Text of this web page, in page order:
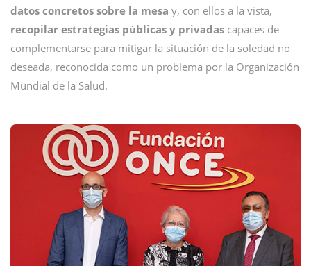
datos concretos sobre la mesa y, con ellos a la vista,
recopilar estrategias públicas y privadas capaces de
complementarse para mitigar la situación de la soledad no
deseada, reconocida como un problema por la Organización
Mundial de la Salud.